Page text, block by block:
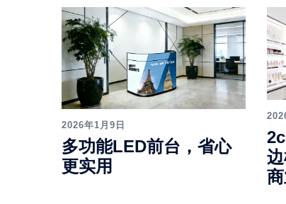
2026年1月9日
多功能LED前台，省心
更实用